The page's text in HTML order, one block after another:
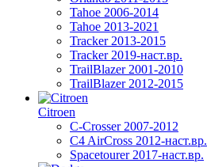
Tahoe 2006-2014
Tahoe 2013-2021
Tracker 2013-2015
Tracker 2019-наст.вр.
TrailBlazer 2001-2010
TrailBlazer 2012-2015
Citroen
C-Crosser 2007-2012
C4 AirCross 2012-наст.вр.
Spacetourer 2017-наст.вр.